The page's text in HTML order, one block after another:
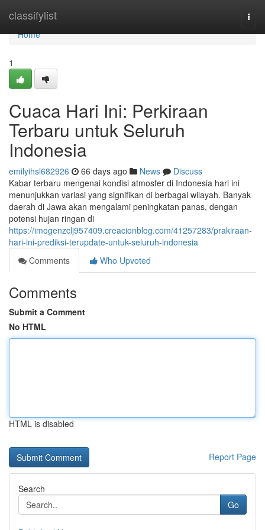
classifylist
Home
Home
1
Cuaca Hari Ini: Perkiraan
Terbaru untuk Seluruh
Indonesia
emilyihsl682926 66 days ago News
Discuss
Kabar terbaru mengenai kondisi atmosfer di Indonesia hari ini
menunjukkan variasi yang signifikan di berbagai wilayah. Banyak
daerah di Jawa akan mengalami peningkatan panas, dengan
potensi hujan ringan di
https://imogenzclj957409.creacionblog.com/41257283/prakiraan-
hari-ini-prediksi-terupdate-untuk-seluruh-indonesia
Comments
Who Upvoted
Comments
Submit a Comment
No HTML
HTML is disabled
Report Page
Search
Go